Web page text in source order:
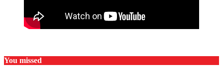
You missed